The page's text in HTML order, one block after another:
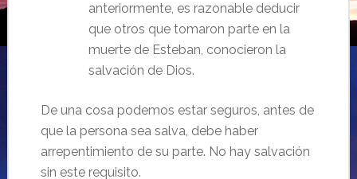
anteriormente, es razonable deducir
que otros que tomaron parte en la
muerte de Esteban, conocieron la
salvación de Dios.
De una cosa podemos estar seguros, antes de
que la persona sea salva, debe haber
arrepentimiento de su parte. No hay salvación
sin este requisito.